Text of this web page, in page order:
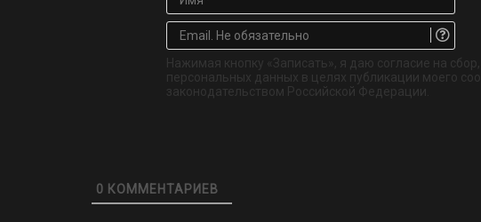
Email.
Нажимая кнопку «Записать», я даю согласие на
персональных данных в целях публикации моего
законодательством Российской Федерации.
0 КОММЕНТАРИЕВ